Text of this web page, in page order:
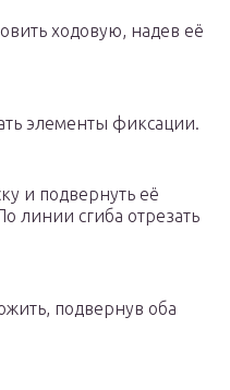
ходовую, надев её
элементы фиксации.
и подвернуть её
линии сгиба отрезать
подвернув оба